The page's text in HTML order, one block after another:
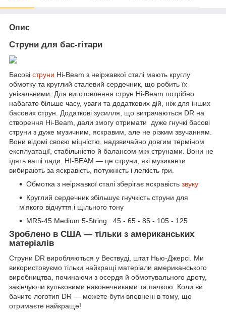
Опис
Струни для бас-гітари
Басові струни Hi-Beam з неіржавкої сталі мають круглу
обмотку та круглий сталевий сердечник, що робить їх
унікальними. Для виготовлення струн Hi-Beam потрібно
набагато більше часу, уваги та додаткових дій, ніж для інших
басових струн. Додаткові зусилля, що витрачаються DR на
створення Hi-Beam, дали змогу отримати дуже гнучкі басові
струни з дуже музичним, яскравим, але не різким звучанням.
Вони відомі своєю міцністю, надзвичайно довгим терміном
експлуатації, стабільністю й балансом між струнами. Вони не
їдять ваші лади. HI-BEAM — це струни, які музиканти
вибирають за яскравість, потужність і легкість гри.
Обмотка з неіржавкої сталі зберігає яскравість звуку
Круглий сердечник збільшує гнучкість струни для
м'якого відчуття і щільного тону
MR5-45 Medium 5-String : 45 - 65 - 85 - 105 - 125
Зроблено в США — тільки з американських
матеріалів
Струни DR виробляються у Вествуді, штат Нью-Джерсі. Ми
використовуємо тільки найкращі матеріали американського
виробництва, починаючи з осердя й обмотувального дроту,
закінчуючи кульковими наконечниками та пачкою. Коли ви
бачите логотип DR — можете бути впевнені в тому, що
отримаєте найкраще!